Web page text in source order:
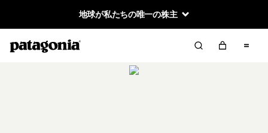
地球が私たちの唯一の株主